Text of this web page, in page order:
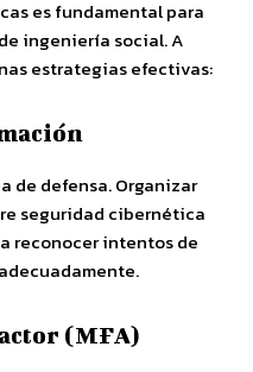
es fundamental para
ingeniería social. A
estrategias efectivas:
de defensa. Organizar
seguridad cibernética
reconocer intentos de
(MFA)